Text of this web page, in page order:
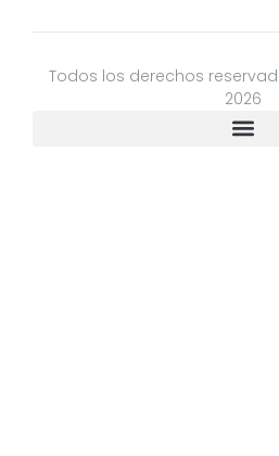
Todos los derechos
2026